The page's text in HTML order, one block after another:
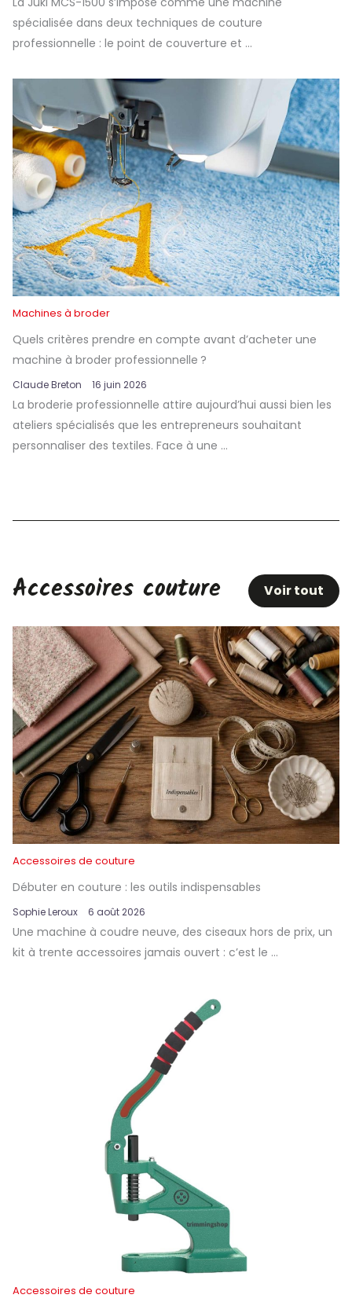
spécialisée dans deux techniques de couture
professionnelle : le point de couverture et ...
Machines à broder
Quels critères prendre en compte avant d’acheter une
machine à broder professionnelle ?
Claude Breton 16 juin 2026
La broderie professionnelle attire aujourd’hui aussi bien les
ateliers spécialisés que les entrepreneurs souhaitant
personnaliser des textiles. Face à une ...
Accessoires couture Voir tout
Accessoires de couture
Débuter en couture : les outils indispensables
Sophie Leroux 6 août 2026
Une machine à coudre neuve, des ciseaux hors de prix, un
kit à trente accessoires jamais ouvert : c’est le …
Accessoires de couture